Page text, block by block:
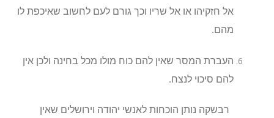
אל חזקיהו או אל שריו וכך גורם לעם לחשוב שאיכפת לו
מהם.
העברת המסר שאין להם כוח מולו מכל בחינה ולכן אין
להם סיכוי לנצח.
רבשקה נותן הוכחות לאנשי יהודה וירושלים שאין